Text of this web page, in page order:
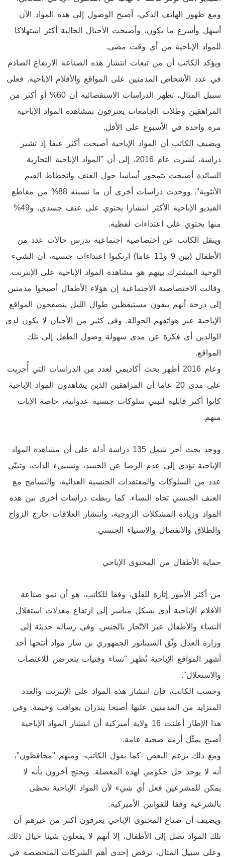
ومع ظهور الهاتف الذكي، أصبح الوصول إلى هذه المواد الآن
أسهل وأسرع ما يكون، وأصبحت الأجيال الحالية أكثر استهلاكا
للمواد الإباحية من أي وقت مضى.
ويؤكد الكاتب أن من تبعات انتشار هذه الصناعة الارتفاع الصادم
في عدد الأشخاص المدمنين على المواقع والأفلام الإباحية. فعلى
سبيل المثال، تظهر الدراسات الاستقصائية أن 60% أو أكثر من
المراهقين وطلاب الجامعات يعترفون بمشاهدة المواد الإباحية
مرة واحدة في الأسبوع على الأقل.
ويضيف الكاتب أن المواد الإباحية أصبحت أكثر عنفا إذ تشير
دراسة، نُشرت عام 2016، إلى أن "المواد الإباحية التجارية
السائدة أصبحت تتمحور أساسا حول العنف وانحطاط القيم
الأنثوية". ووجدت دراسات أخرى أن ما نسبته 88% من مقاطع
الفيديو الإباحية الأكثر انتشارا يحتوي على عنف جسدي، و49%
منها يحتوي على اعتداءات لفظية.
وينقل الكاتب عن اختصاصية اجتماعية تدرس حالات عدد من
الأطفال (بين 9 و11 عاما) ارتكبوا اعتداءات جنسية، أن الشيء
الوحيد المشترك بينهم هو مشاهدة المواد الإباحية على الإنترنت.
وقالت الاختصاصية الاجتماعية إن هؤلاء الأطفال أصبحوا مدمنين
إلى درجة أنهم يبقون مستيقظين طوال الليل يتصفحون المواقع
الإباحية عبر هواتفهم الجوالة. وفي كثير من الأحيان لا يكون لدى
الوالدين أي فكرة عن مدى سهولة وصول الطفل إلى تلك
المواقع.
وعام 2016 أظهر بحث أكاديمي لعدد من الدراسات التي أُجريت
على مدى 20 عاما أن المراهقين الذين يشاهدون المواد الإباحية
كانوا أكثر قابلية لتبني سلوكات جنسية عدوانية، خاصة الإناث
منهم.
ووجد بحث آخر شمل 135 دراسة أدلة على أن مشاهدة المواد
الإباحية تؤدي إلى عدم الرضا عن الجسد، وتشييء الذات، وتبنّي
عدد من السلوكات والمعتقدات الجنسية العدائية، والتسامح مع
العنف الجنسي تجاه النساء. كما ربطت دراسات أخرى بين هذه
المواد وزيادة المشكلات الزوجية، وانتشار العلاقات خارج الزواج
والطلاق والانفصال والاستياء الجنسي.
حماية الأطفال من المحتوى الإباحي
من أكثر الأمور إثارة للقلق، وفقا للكاتب، هو أن نمو صناعة
الأفلام الإباحية أدى بشكل مباشر إلى ارتفاع معدلات استغلال
النساء والأطفال عبر الاتّجار بالجنس. وفي رسالة حديثة إلى
وزارة العدل وثّق السيناتور الجمهوري بن ساز مواد أنتجها أحد
أشهر المواقع الإباحية تُظهر "نساء وفتيات يتعرضن للاغتصاب
والاستغلال".
وحسب الكاتب، فإن انتشار هذه المواد على الإنترنت والعدد
المتزايد من المدمنين عليها أصبحا ينذران بعواقب وخيمة. وفي
هذا الإطار أعلنت 16 ولاية أميركية أن انتشار المواد الإباحية
أصبح يمثّل أزمة صحية عامة.
ومع ذلك يزعم البعض -كما يقول الكاتب- ومنهم "محافظون"،
أنه لا يوجد حل حكومي لهذه المعضلة. ويحتج آخرون بأنه لا
يمكن للمشرعين فعل أي شيء لأن المواد الإباحية تحظى
بالشرعية وفقا للقوانين الأميركية.
ويضيف أن صناع المحتوى الإباحي يعرفون أكثر من غيرهم أن
تلك المواد تصل إلى الأطفال، إلا أنهم لا يفعلون شيئا حيال ذلك.
وعلى سبيل المثال، ترفض إحدى أهم الشركات المتخصصة في